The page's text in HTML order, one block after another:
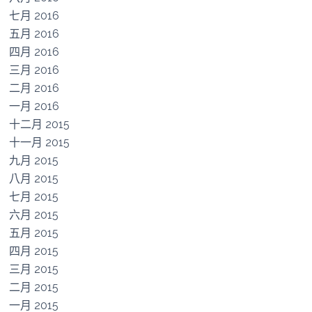
七月 2016
五月 2016
四月 2016
三月 2016
二月 2016
一月 2016
十二月 2015
十一月 2015
九月 2015
八月 2015
七月 2015
六月 2015
五月 2015
四月 2015
三月 2015
二月 2015
一月 2015